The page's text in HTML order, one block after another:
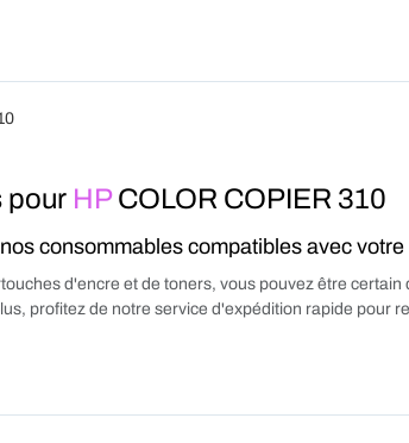
pour HPCOLOR COPIER 310
consommables compatibles avec
d'encre et de toners, vous pouvez être
profitez de notre service d'expédition rapide pour